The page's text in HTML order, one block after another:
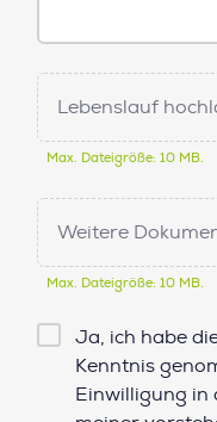
Lebenslauf
Max. Dateigröße: 10 MB.
Weitere
Max. Dateigröße: 10 MB.
Checkbox
Datenschutz*
Ja, ich habe
Kenntnis
Einwilligung in